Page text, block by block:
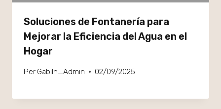
Soluciones de Fontanería para
Mejorar la Eficiencia del Agua en el
Hogar
Per GabiIn_Admin 02/09/2025